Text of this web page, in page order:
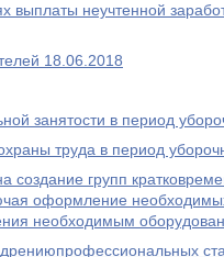
выплаты неучтенной
18.06.2018
занятости в период
труда в период
создание групп
оформление
необходимым